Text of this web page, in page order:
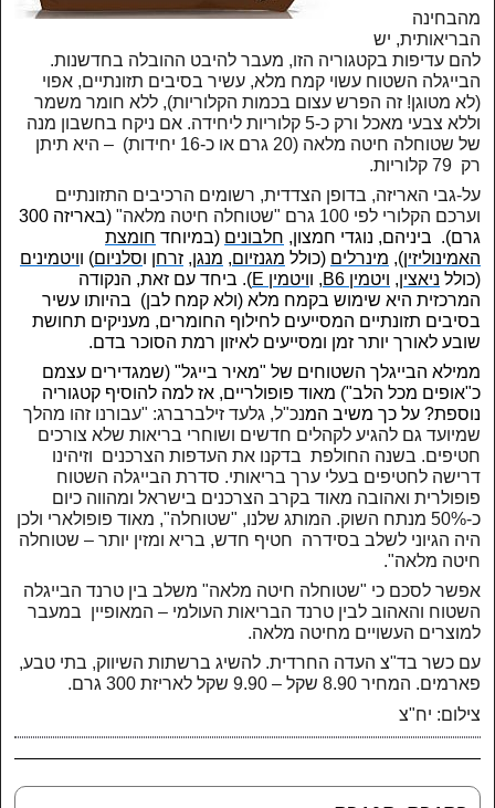
מהבחינה
הבריאותית, יש
להם עדיפות בקטגוריה הזו, מעבר להיבט ההובלה בחדשנות.
הבייגלה השטוח עשוי קמח מלא, עשיר בסיבים תזונתיים, אפוי
(לא מטוגן! זה הפרש עצום בכמות הקלוריות), ללא חומר משמר
וללא צבעי מאכל ורק כ-5 קלוריות ליחידה. אם ניקח בחשבון מנה
של שטוחלה חיטה מלאה (20 גרם או כ-16 יחידות) – היא תיתן
רק 79 קלוריות.
על-גבי האריזה, בדופן הצדדית, רשומים הרכיבים התזונתיים
וערכם הקלורי לפי 100 גרם "שטוחלה חיטה מלאה"
(באריזה 300
גרם). ביניהם, נוגדי חמצון, חלבונים (במיוחד חומצת
האמינוליזין), מינרלים (כולל מגנזיום, מנגן, זרחן וסלניום) וויטמינים
(כולל ניאצין, ויטמין B6 , וויטמין E
). ביחד עם זאת, הנקודה
המרכזית היא שימוש בקמח מלא (ולא קמח לבן) בהיותו עשיר
בסיבים תזונתיים המסייעים לחילוף החומרים, מעניקים תחושת
שובע לאורך יותר זמן ומסייעים לאיזון רמת הסוכר בדם.
ממילא הבייגלך השטוחים של "מאיר בייגל" (שמגדירים עצמם
כ"אופים מכל הלב") מאוד פופולריים, אז למה להוסיף קטגוריה
נוספת? על כך משיב המנכ"ל, גלעד זילברברג: "עבורנו זהו מהלך
שמיועד גם להגיע לקהלים חדשים ושוחרי בריאות שלא צורכים
חטיפים. בשנה החולפת בדקנו את העדפות הצרכנים וזיהינו
דרישה לחטיפים בעלי ערך בריאותי. סדרת הבייגלה השטוח
פופולרית ואהובה מאוד בקרב הצרכנים בישראל ומהווה כיום
כ-50% מנתח השוק. המותג שלנו, "שטוחלה", מאוד פופולארי ולכן
היה הגיוני לשלב בסידרה חטיף חדש, בריא ומזין יותר – שטוחלה
חיטה מלאה".
אפשר לסכם כי "שטוחלה חיטה מלאה" משלב בין טרנד הבייגלה
השטוח והאהוב לבין טרנד הבריאות העולמי – המאופיין במעבר
למוצרים העשויים מחיטה מלאה.
עם כשר בד"צ העדה החרדית. להשיג ברשתות השיווק, בתי טבע,
פארמים. המחיר 8.90 שקל – 9.90 שקל לאריזת 300 גרם.
צילום: יח"צ